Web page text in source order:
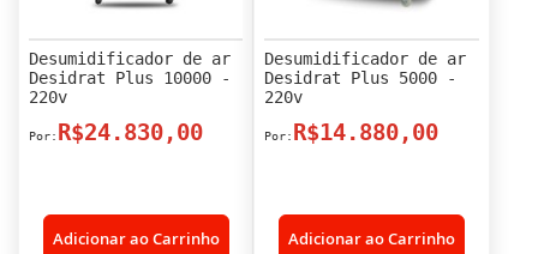
Desumidificador de ar
Desidrat Plus 10000 -
220v
R$24.830,00
Adicionar ao Carrinho
Desumidificador de ar
Desidrat Plus 5000 -
220v
R$14.880,00
Adicionar ao Carrinho